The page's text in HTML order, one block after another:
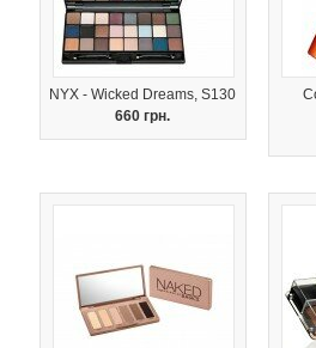
NYX - Wicked Dreams, S130
660 грн.